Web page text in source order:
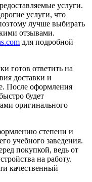
услуги.
услуги, что
лучше выбирать
отзывами.
для подробной
готов ответить на
доставки и
После оформления
будет
оригинального
степени и
учебного заведения.
покупкой, ведь от
на работу.
качественный